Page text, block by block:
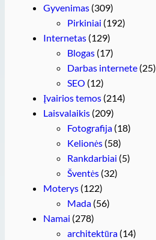
Gyvenimas (309)
Pirkiniai (192)
Internetas (129)
Blogas (17)
Darbas internete (25)
SEO (12)
Įvairios temos (214)
Laisvalaikis (209)
Fotografija (18)
Kelionės (58)
Rankdarbiai (5)
Šventės (32)
Moterys (122)
Mada (56)
Namai (278)
architektūra (14)